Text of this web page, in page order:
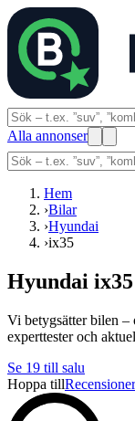
Alla annonser
Hem
›Bilar
›Hyundai
›ix35
Hyundai ix35
Vi betygsätter bilen –
experttester och
Se 19 till salu
Hoppa tillRecensioner